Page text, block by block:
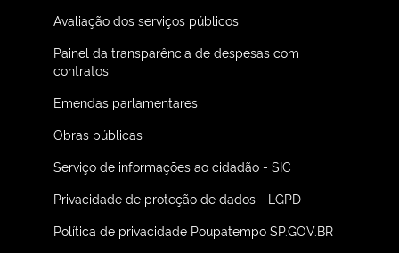
Avaliação dos serviços públicos
Painel da transparência de despesas com
contratos
Emendas parlamentares
Obras públicas
Serviço de informações ao cidadão - SIC
Privacidade de proteção de dados - LGPD
Política de privacidade Poupatempo SP.GOV.BR